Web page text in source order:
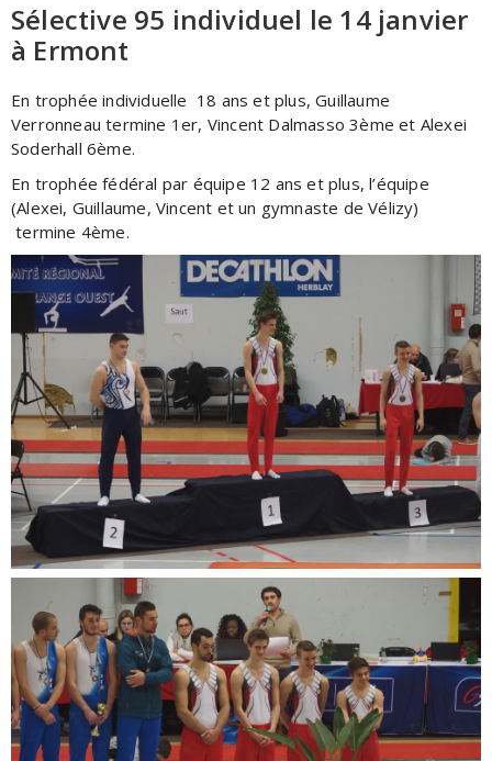
Sélective 95 individuel le 14 janvier
à Ermont
En trophée individuelle 18 ans et plus, Guillaume
Verronneau termine 1er, Vincent Dalmasso 3ème et Alexei
Soderhall 6ème.
En trophée fédéral par équipe 12 ans et plus, l’équipe
(Alexei, Guillaume, Vincent et un gymnaste de Vélizy)
termine 4ème.